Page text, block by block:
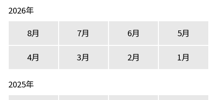
2026年
8月
7月 6月 5月
4月 3月 2月 1月
2025年